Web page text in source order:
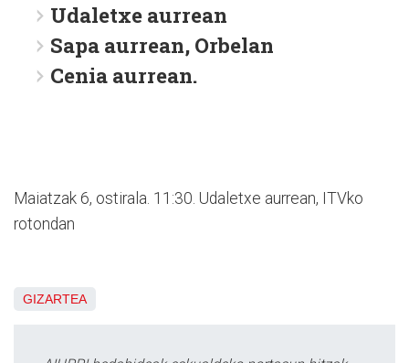
Udaletxe aurrean
Sapa aurrean, Orbelan
Cenia aurrean.
Maiatzak 6, ostirala. 11:30. Udaletxe aurrean, ITVko
rotondan
GIZARTEA